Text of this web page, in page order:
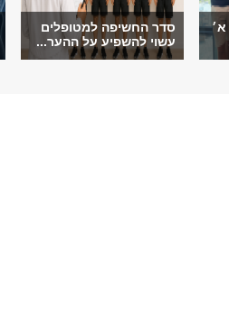
א׳
סדר החשיפה למטופלים
עשוי להשפיע על ההער...